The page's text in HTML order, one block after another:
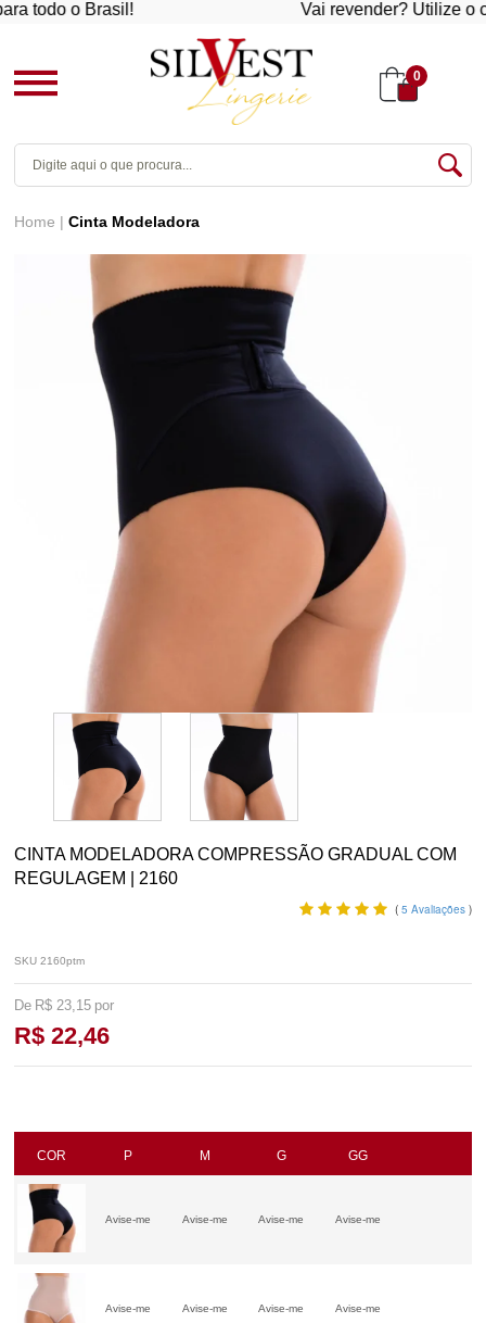
todo o Brasil! Vai revender? Utilize o
0
Home Cinta Modeladora
CINTA MODELADORA COMPRESSÃO GRADUAL COM
REGULAGEM | 2160
( 5 Avaliações )
SKU 2160ptm
R$ 23,15
R$ 22,46
COR P M G GG
Avise-me Avise-me Avise-me Avise-me
Avise-me Avise-me Avise-me Avise-me